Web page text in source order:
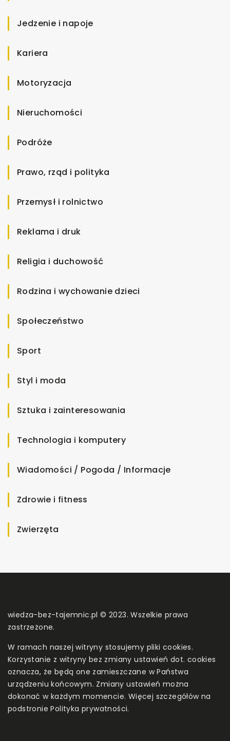
Jedzenie i napoje
Kariera
Motoryzacja
Nieruchomości
Podróże
Prawo, rząd i polityka
Przemysł i rolnictwo
Reklama i druk
Religia i duchowość
Rodzina i wychowanie dzieci
Społeczeństwo
Sport
Styl i moda
Sztuka i zainteresowania
Technologia i komputery
Wiadomości / Pogoda / Informacje
Zdrowie i fitness
Zwierzęta
wiedza-bez-tajemnic.pl © 2023. Wszelkie prawa
zastrzeżone.
W ramach naszej witryny stosujemy pliki cookies.
Korzystanie z witryny bez zmiany ustawień dot. cookies
oznacza, że będą one zamieszczane w Państwa
urządzeniu końcowym. Zmiany ustawień można
dokonać w każdym momencie. Więcej szczegółów na
podstroniePolityka prywatności.